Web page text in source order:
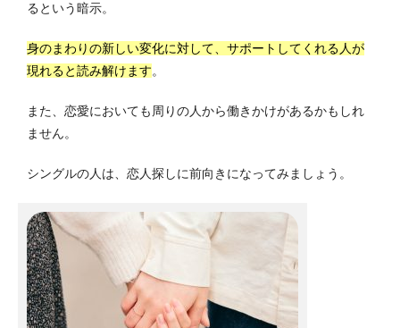
るという暗示。
身のまわりの新しい変化に対して、サポートしてくれる人が
現れると読み解けます。
また、恋愛においても周りの人から働きかけがあるかもしれ
ません。
シングルの人は、恋人探しに前向きになってみましょう。